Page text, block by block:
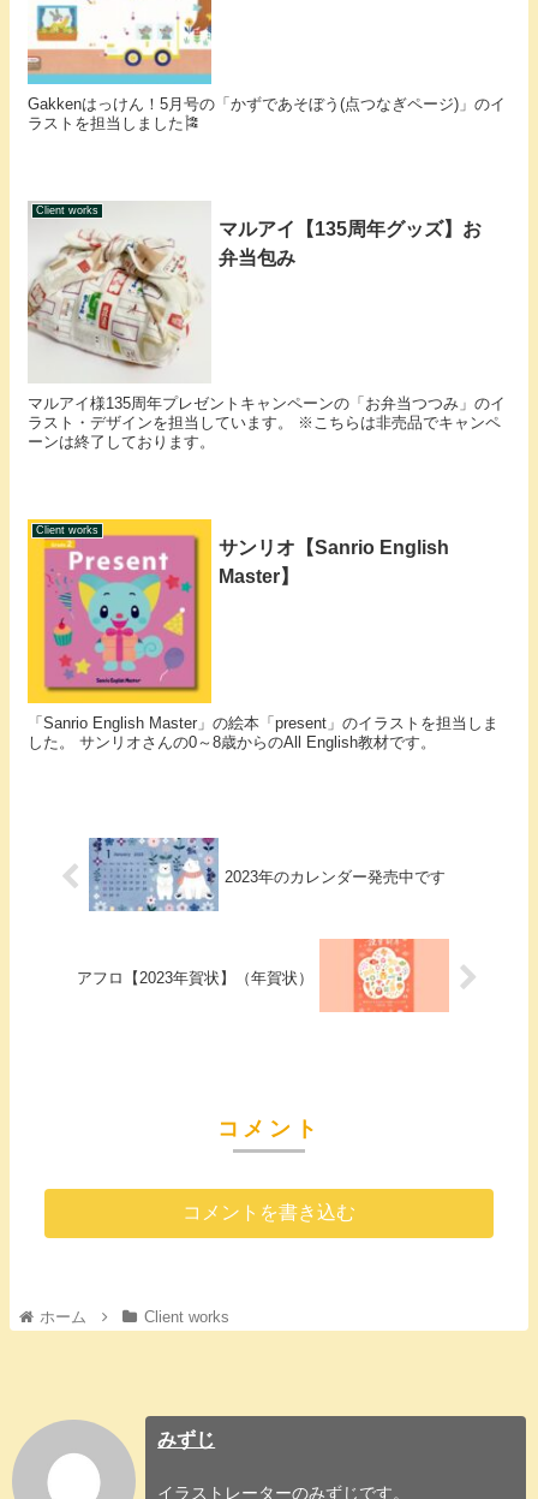
Gakkenはっけん！5月号の「かずであそぼう(点つなぎページ)」のイ
ラストを担当しました🎏
Client works
マルアイ【135周年グッズ】お
弁当包み
マルアイ様135周年プレゼントキャンペーンの「お弁当つつみ」のイ
ラスト・デザインを担当しています。 ※こちらは非売品でキャンペ
ーンは終了しております。
Client works
サンリオ【Sanrio English
Master】
「Sanrio English Master」の絵本「present」のイラストを担当しま
した。 サンリオさんの0～8歳からのAll English教材です。
2023年のカレンダー発売中です
アフロ【2023年賀状】（年賀状）
コメント
コメントを書き込む
ホーム Client works
みずじ
イラストレーターのみずじです。